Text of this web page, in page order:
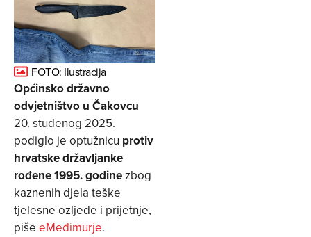
FOTO: Ilustracija
Općinsko državno
odvjetništvo u Čakovcu
20. studenog 2025.
podiglo je optužnicu protiv
hrvatske državljanke
rođene 1995. godinezbog
kaznenih djela teške
tjelesne ozljede i prijetnje,
piše eMeđimurje.